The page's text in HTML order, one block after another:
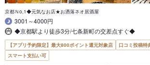
京都Ｎo,1◆元気なお店★お洒落ネオ居酒屋
3001～4000円
◆京都駅より徒歩3分/七条新町の交差点すぐ◆
【アプリ予約限定】最大800ポイント還元対象店
口コミ投稿特
スマート支払い可